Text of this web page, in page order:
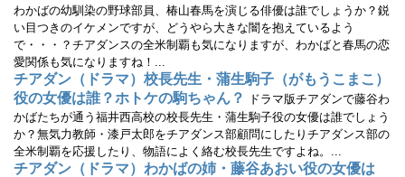
わかばの幼馴染の野球部員、椿山春馬を演じる俳優は誰でしょうか？鋭
い目つきのイケメンですが、どうやら大きな闇を抱えているよう
で・・・？チアダンスの全米制覇も気になりますが、わかばと春馬の恋
愛関係も気になりますね！...
チアダン（ドラマ）校長先生・蒲生駒子（がもうこまこ）
役の女優は誰？ホトケの駒ちゃん？
ドラマ版チアダンで藤谷わ
かばたちが通う福井西高校の校長先生・蒲生駒子役の女優は誰でしょう
か？無気力教師・漆戸太郎をチアダンス部顧問にしたりチアダンス部の
全米制覇を応援したり、物語によく絡む校長先生ですよね。...
チアダン（ドラマ）わかばの姉・藤谷あおい役の女優は